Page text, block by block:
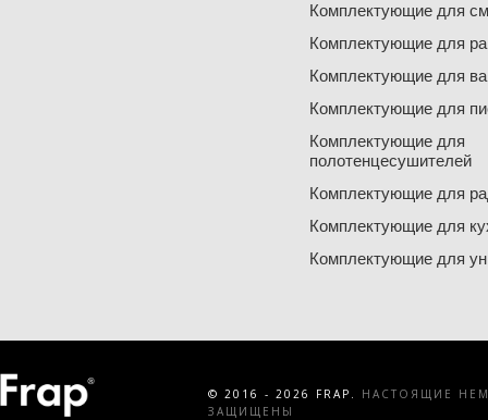
Комплектующие для
Комплектующие для
Комплектующие для
Комплектующие для
Комплектующие для
полотенцесушителей
Комплектующие для
Комплектующие для
Комплектующие для
© 2016 - 2026 FRAP.
НАСТОЯЩИЕ
ЗАЩИЩЕНЫ